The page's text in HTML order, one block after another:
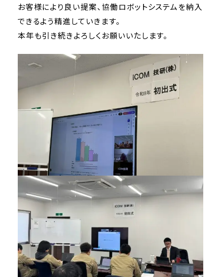
お客様により良い提案、協働ロボットシステムを納入
できるよう精進していきます。
本年も引き続きよろしくお願いいたします。